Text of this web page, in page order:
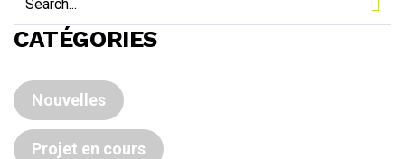
CATÉGORIES
Nouvelles
Projet en cours